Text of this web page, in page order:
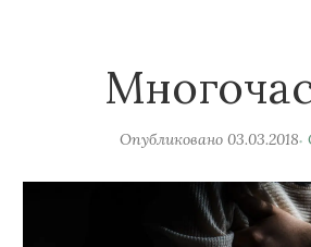
Опубликовано 03.03.2018